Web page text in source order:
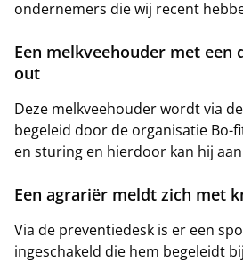
ondernemers die wij recent
Een melkveehouder met een
out
Deze melkveehouder wordt via
begeleid door de organisatie Bo-
en sturing en hierdoor kan hij
Een agrariër meldt zich met
Via de preventiedesk is er een
ingeschakeld die hem begeleidt